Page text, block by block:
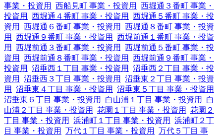
事業・投資用
西船見町 事業・投資用
西堀通３番町 事業・
投資用
西堀通４番町 事業・投資用
西堀通５番町 事業・投
資用
西堀通６番町 事業・投資用
西堀通８番町 事業・投資
用
西堀通９番町 事業・投資用
西堀前通１番町 事業・投資
用
西堀前通３番町 事業・投資用
西堀前通５番町 事業・投
資用
西堀前通８番町 事業・投資用
西堀前通９番町 事業・
投資用
沼垂西１丁目 事業・投資用
沼垂西２丁目 事業・投
資用
沼垂西３丁目 事業・投資用
沼垂東２丁目 事業・投資
用
沼垂東４丁目 事業・投資用
沼垂東５丁目 事業・投資用
沼垂東６丁目 事業・投資用
白山浦１丁目 事業・投資用
白
山浦２丁目 事業・投資用
花園１丁目 事業・投資用
花園２
丁目 事業・投資用
浜浦町１丁目 事業・投資用
浜浦町２丁
目 事業・投資用
万代１丁目 事業・投資用
万代５丁目 事